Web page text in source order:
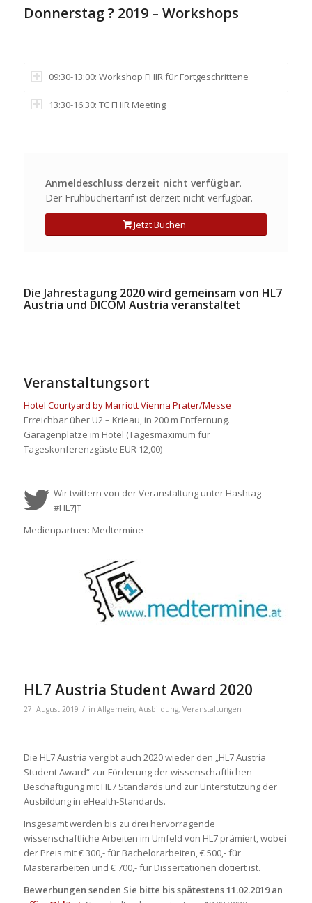
Donnerstag ? 2019 – Workshops
09:30-13:00: Workshop FHIR für Fortgeschrittene
13:30-16:30: TC FHIR Meeting
Anmeldeschluss derzeit nicht verfügbar.
Der Frühbuchertarif ist derzeit nicht verfügbar.
Jetzt Buchen
Die Jahrestagung 2020 wird gemeinsam von HL7
Austria und DICOM Austria veranstaltet
Veranstaltungsort
Hotel Courtyard by Marriott Vienna Prater/Messe
Erreichbar über U2 – Krieau, in 200 m Entfernung.
Garagenplätze im Hotel (Tagesmaximum für
Tageskonferenzgäste EUR 12,00)
Wir twittern von der Veranstaltung unter Hashtag
#HL7JT
Medienpartner: Medtermine
HL7 Austria Student Award 2020
27. August 2019 / in Allgemein, Ausbildung, Veranstaltungen
Die HL7 Austria vergibt auch 2020 wieder den „HL7 Austria
Student Award“ zur Förderung der wissenschaftlichen
Beschäftigung mit HL7 Standards und zur Unterstützung der
Ausbildung in eHealth-Standards.
Insgesamt werden bis zu drei hervorragende
wissenschaftliche Arbeiten im Umfeld von HL7 prämiert, wobei
der Preis mit € 300,- für Bachelorarbeiten, € 500,- für
Masterarbeiten und € 700,- für Dissertationen dotiert ist.
Bewerbungen senden Sie bitte bis spätestens 11.02.2019 an